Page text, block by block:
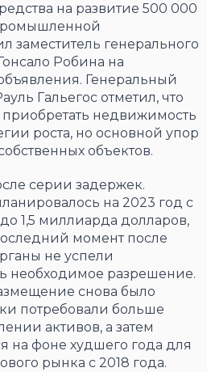
на развитие 500 000
заместитель генерального
Робина на
Генеральный
Гальегос отметил, что
недвижимость
роста, но основной упор
объектов.
серии задержек.
на 2023 год с
1,5 миллиарда долларов,
момент после
не успели
необходимое разрешение.
снова было
потребовали больше
активов, а затем
на фоне худшего года для
рынка с 2018 года.